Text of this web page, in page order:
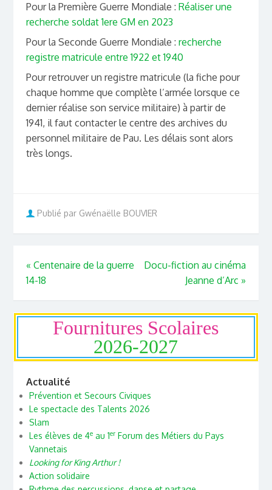
Pour la Première Guerre Mondiale : Réaliser une
recherche soldat 1ere GM en 2023
Pour la Seconde Guerre Mondiale : recherche
registre matricule entre 1922 et 1940
Pour retrouver un registre matricule (la fiche pour
chaque homme que complète l’armée lorsque ce
dernier réalise son service militaire) à partir de
1941, il faut contacter le centre des archives du
personnel militaire de Pau. Les délais sont alors
très longs.
Publié par Gwénaëlle BOUVIER
« Centenaire de la guerre
14-18
Docu-fiction au cinéma
Jeanne d’Arc »
Fournitures Scolaires
2026-2027
Actualité
Prévention et Secours Civiques
Le spectacle des Talents 2026
Slam
Les élèves de 4eau 1erForum des Métiers du Pays
Vannetais
Looking for King Arthur !
Action solidaire